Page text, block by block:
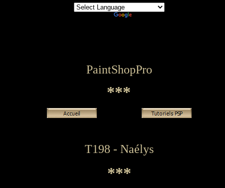
PaintShopPro
***
T198 - Naélys
***